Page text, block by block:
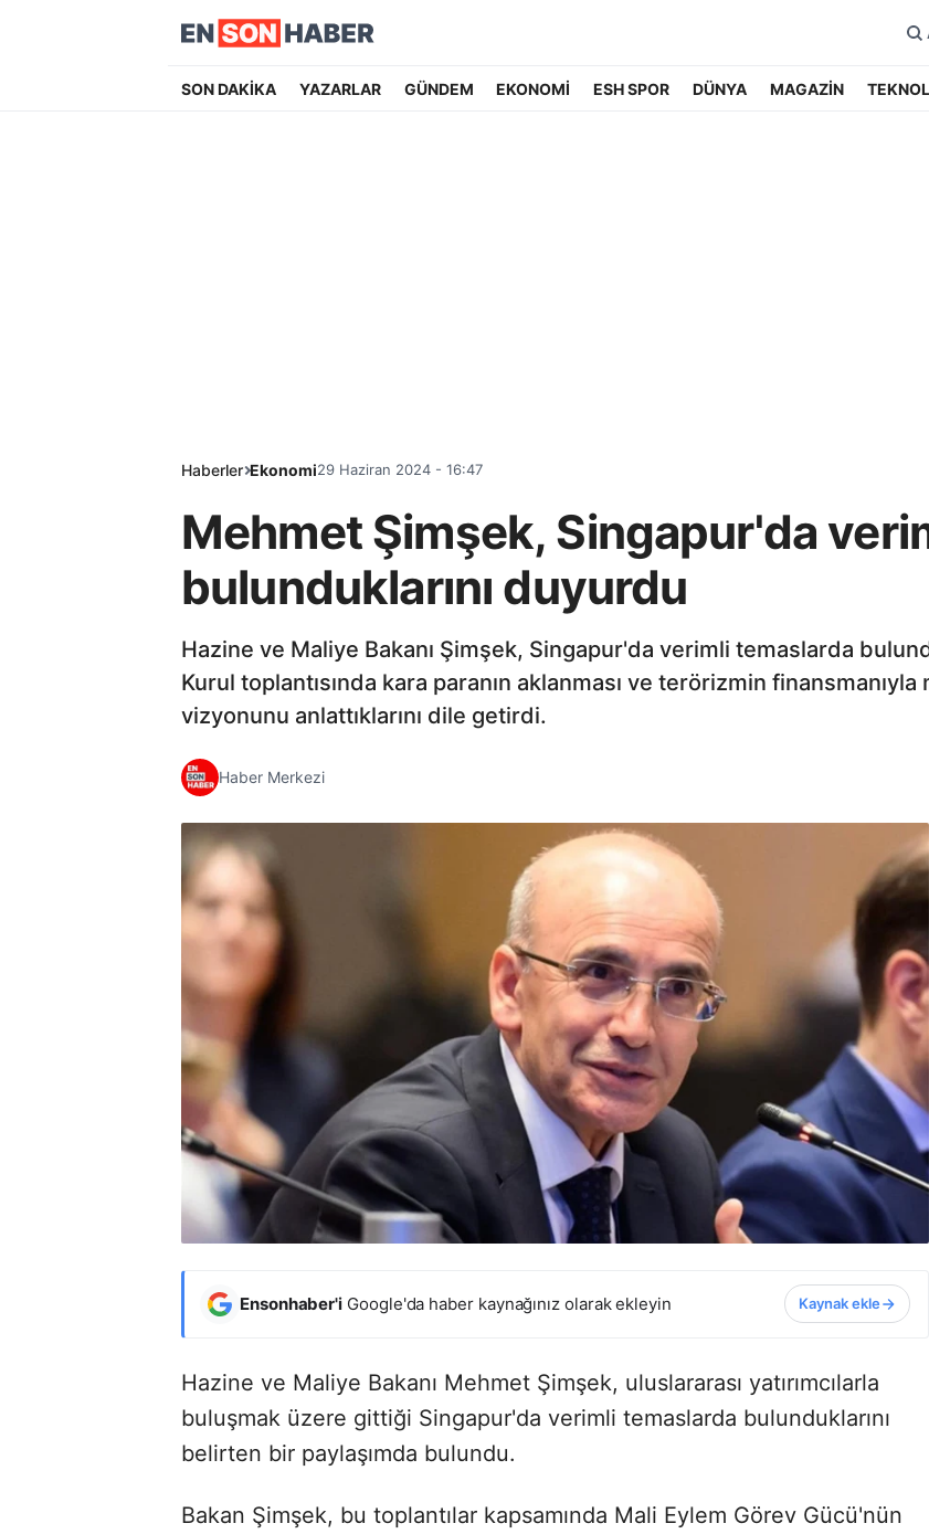
SON DAKİKA YAZARLAR GÜNDEM EKONOMİ ESH SPOR DÜNYA MAGAZİN
Haberler Ekonomi29 Haziran 2024 - 16:47
Mehmet Şimşek, Singapur'da
bulunduklarını duyurdu
Hazine ve Maliye Bakanı Şimşek, Singapur'da verimli temaslarda
Kurul toplantısında kara paranın aklanması ve terörizmin
vizyonunu anlattıklarını dile getirdi.
Haber Merkezi
Ensonhaber'i Google'da haber kaynağınız olarak ekleyin Kaynak ekle
Hazine ve Maliye Bakanı Mehmet Şimşek, uluslararası yatırımcılarla
buluşmak üzere gittiği Singapur'da verimli temaslarda bulunduklarını
belirten bir paylaşımda bulundu.
Bakan Şimşek, bu toplantılar kapsamında Mali Eylem Görev Gücü'nün